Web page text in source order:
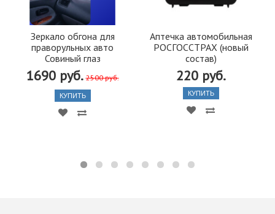
Зеркало обгона для
праворульных авто
Совиный глаз
1690 руб. 2500 руб.
КУПИТЬ
Аптечка автомобильная
РОСГОССТРАХ (новый
состав)
220 руб.
КУПИТЬ